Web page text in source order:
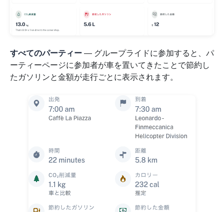
すべてのパーティー — グループライドに参加すると、パ
ーティーページに参加者が車を置いてきたことで節約し
たガソリンと金額が走行ごとに表示されます。